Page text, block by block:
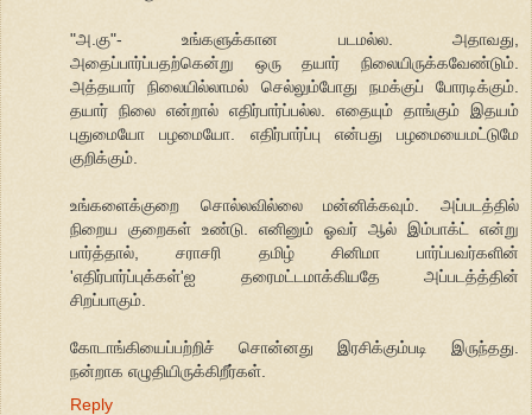
"அ.கு"- உங்களுக்கான படமல்ல. அதாவது,
அதைப்பார்ப்பதற்கென்று ஒரு தயார் நிலையிருக்கவேண்டும்.
அத்தயார் நிலையில்லாமல் செல்லும்போது நமக்குப் போரடிக்கும்.
தயார் நிலை என்றால் எதிர்பார்ப்பல்ல. எதையும் தாங்கும் இதயம்
புதுமையோ பழமையோ. எதிர்பார்ப்பு என்பது பழமையைமட்டுமே
குறிக்கும்.
உங்களைக்குறை சொல்லவில்லை மன்னிக்கவும். அப்படத்தில்
நிறைய குறைகள் உண்டு. எனினும் ஓவர் ஆல் இம்பாக்ட் என்று
பார்த்தால், சராசரி தமிழ் சினிமா பார்ப்பவர்களின்
'எதிர்பார்ப்புக்கள்'ஐ தரைமட்டமாக்கியதே அப்படத்த்தின்
சிறப்பாகும்.
கோடாங்கியைப்பற்றிச் சொன்னது இரசிக்கும்படி இருந்தது.
நன்றாக எழுதியிருக்கிறீர்கள்.
Reply